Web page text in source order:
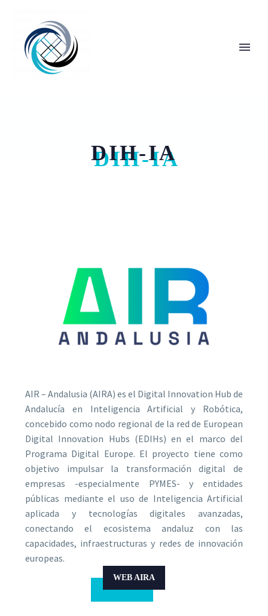
DIH-IA
AIR – Andalusia (AIRA) es el Digital Innovation Hub de
Andalucía en Inteligencia Artificial y Robótica,
concebido como nodo regional de la red de European
Digital Innovation Hubs (EDIHs) en el marco del
Programa Digital Europe. El proyecto tiene como
objetivo impulsar la transformación digital de
empresas -especialmente PYMES- y entidades
públicas mediante el uso de Inteligencia Artificial
aplicada y tecnologías digitales avanzadas,
conectando el ecosistema andaluz con las
capacidades, infraestructuras y redes de innovación
europeas.
WEB AIRA